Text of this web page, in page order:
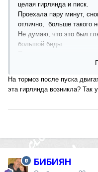
целая гирлянда и писк.
Проехала пару минут,
отлично, больше такого
Не думаю, что это был
большой беды.
Не факт что эти ошибки
На тормоз после пуска
эта гирлянда возникла? Так
БИБИЯН